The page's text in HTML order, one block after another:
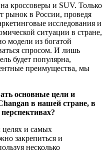
кроссоверы и SUV. Только
рынок в России, проведя
исследования и
ситуации в стране,
модели из богатой
спросом. И лишь
будет популярна,
преимущества, мы
основные цели и
в нашей стране, в
целях и самых
закрепиться и
несколько